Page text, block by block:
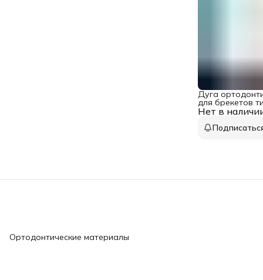
Нет в
Дуга
для брекетов
молибденовая
Ортодонтические материалы